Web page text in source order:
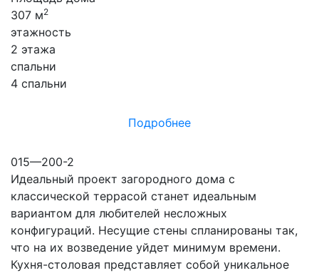
307 м2
этажность
2 этажа
спальни
4 спальни
Подробнее
015—200-2
Идеальный проект загородного дома с
классической террасой станет идеальным
вариантом для любителей несложных
конфигураций. Несущие стены спланированы так,
что на их возведение уйдет минимум времени.
Кухня-столовая представляет собой уникальное